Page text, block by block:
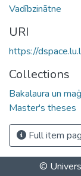
Vadībzinātne
URI
https://
Collections
Bakalaura un
Master's theses
Full item
©